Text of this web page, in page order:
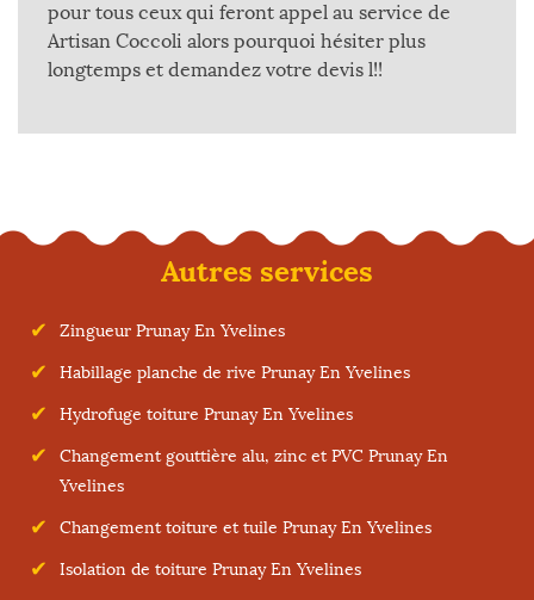
pour tous ceux qui feront appel au service de
Artisan Coccoli alors pourquoi hésiter plus
longtemps et demandez votre devis l!!
Autres services
Zingueur Prunay En Yvelines
Habillage planche de rive Prunay En Yvelines
Hydrofuge toiture Prunay En Yvelines
Changement gouttière alu, zinc et PVC Prunay En
Yvelines
Changement toiture et tuile Prunay En Yvelines
Isolation de toiture Prunay En Yvelines